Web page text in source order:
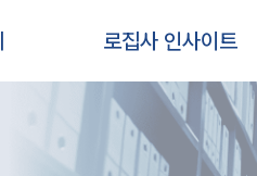
로집사 인사이트